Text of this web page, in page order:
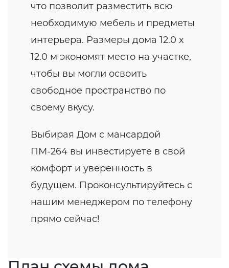
что позволит разместить всю
необходимую мебель и предметы
интерьера. Размеры дома 12.0 x
12.0 м экономят место на участке,
чтобы вы могли освоить
свободное пространство по
своему вкусу.
Выбирая Дом с мансардой
ПМ-264 вы инвестируете в свой
комфорт и уверенность в
будущем. Проконсультируйтесь с
нашим менеджером по телефону
прямо сейчас!